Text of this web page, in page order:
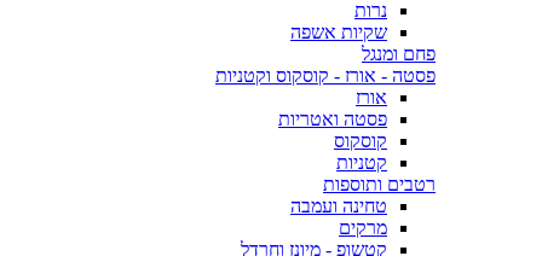
נרות
שקיות אשפה
פחם ומנגל
פסטה - אורז - קוסקוס וקטניות
אורז
פסטה ואטריות
קוסקוס
קטניות
רטבים ותוספות
טחינה ועמבה
מרקים
קטשופ - מיונז וחרדל